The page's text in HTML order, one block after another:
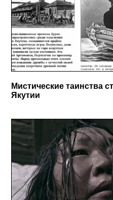
Мистические таинства
Якутии